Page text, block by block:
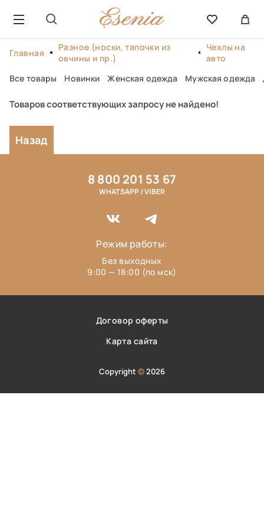
Главная
Разное (носки, тапочки из
овчины и пр.)
Чехлы на
авто
Все товары
Новинки Женская одежда Мужская одежда
Товаров соответствующих запросу не найдено!
Назад
Договор оферты
Карта сайта
Copyright ©2026
8 800 201 53 67
WHATSAPP / VIBER
Режим работы:
Без выходных
9:00 — 18:00 (по мск)